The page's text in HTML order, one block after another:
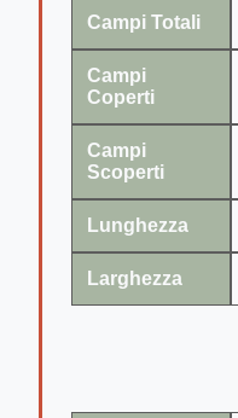
Campi Totali
Campi
Coperti
Campi
Scoperti
Lunghezza
Larghezza